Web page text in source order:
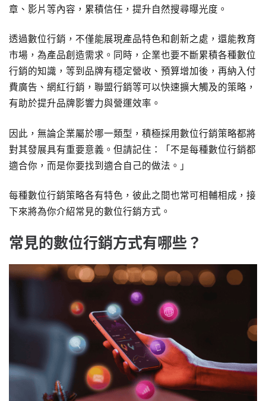
章、影片等內容，累積信任，提升自然搜尋曝光度。
透過數位行銷，不僅能展現產品特色和創新之處，還能教育
市場，為產品創造需求。同時，企業也要不斷累積各種數位
行銷的知識，等到品牌有穩定營收、預算增加後，再納入付
費廣告、網紅行銷，聯盟行銷等可以快速擴大觸及的策略，
有助於提升品牌影響力與營運效率。
因此，無論企業屬於哪一類型，積極採用數位行銷策略都將
對其發展具有重要意義。但請記住：「不是每種數位行銷都
適合你，而是你要找到適合自己的做法。」
每種數位行銷策略各有特色，彼此之間也常可相輔相成，接
下來將為你介紹常見的數位行銷方式。
常見的數位行銷方式有哪些？